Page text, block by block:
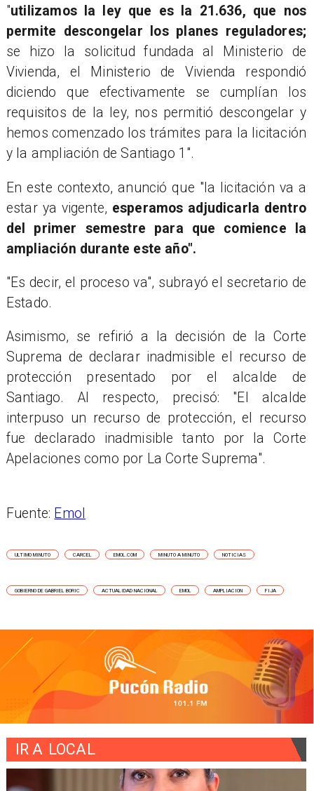
"utilizamos la ley que es la 21.636, que nos
permite descongelar los planes reguladores;
se hizo la solicitud fundada al Ministerio de
Vivienda, el Ministerio de Vivienda respondió
diciendo que efectivamente se cumplían los
requisitos de la ley, nos permitió descongelar y
hemos comenzado los trámites para la licitación
y la ampliación de Santiago 1".
En este contexto, anunció que "la licitación va a
estar ya vigente, esperamos adjudicarla dentro
del primer semestre para que comience la
ampliación durante este año".
"Es decir, el proceso va", subrayó el secretario de
Estado.
Asimismo, se refirió a la decisión de la Corte
Suprema de declarar inadmisible el recurso de
protección presentado por el alcalde de
Santiago. Al respecto, precisó: "El alcalde
interpuso un recurso de protección, el recurso
fue declarado inadmisible tanto por la Corte
Apelaciones como por La Corte Suprema".
Fuente: Emol
ULTIMO MINUTO CARCEL EMOL.COM MINUTO A MINUTO NOTICIAS
GOBIERNO DE GABRIEL BORIC ACTUALIDAD NACIONAL EMOL AMPLIACION FIJA
IR A LOCAL